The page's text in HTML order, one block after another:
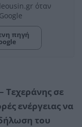
όταν
πηγή
Τεχεράνης σε
ενέργειας να
του